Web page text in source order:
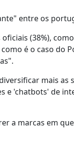
entre os
(38%),
é o caso do
mais as
e 'chatbots' de
a marcas em